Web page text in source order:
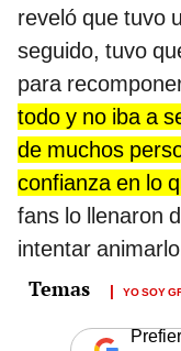
reveló que tuvo
seguido, tuvo
para
todo y no iba a
de muchos
confianza en lo
fans lo llenaron
intentar
YO SOY